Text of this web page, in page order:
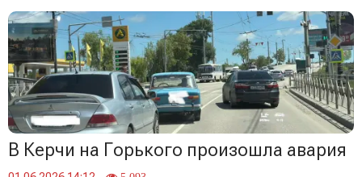
В Керчи на Горького произошла авария